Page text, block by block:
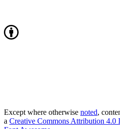
Except where otherwise noted,
a Creative Commons Attribution 4.0